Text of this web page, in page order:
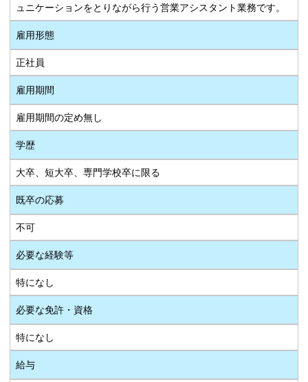
ュニケーションをとりながら行う営業アシスタント業務です。
雇用形態
正社員
雇用期間
雇用期間の定め無し
学歴
大卒、短大卒、専門学校卒に限る
既卒の応募
不可
必要な経験等
特になし
必要な免許・資格
特になし
給与